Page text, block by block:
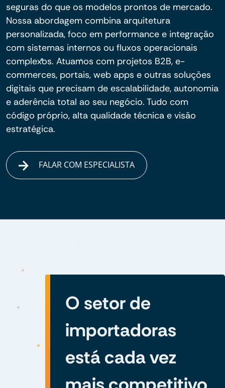
seguras do que os modelos prontos de mercado.
Nossa abordagem combina arquitetura
personalizada, foco em performance e integração
com sistemas internos ou fluxos operacionais
complexos. Atuamos com projetos B2B, e-
commerces, portais, web apps e outras soluções
digitais que precisam de escalabilidade, autonomia
e aderência total ao seu negócio. Tudo com
código próprio, alta qualidade técnica e visão
estratégica.
FALAR COM ESPECIALISTA
O setor de
importadoras
está cada vez